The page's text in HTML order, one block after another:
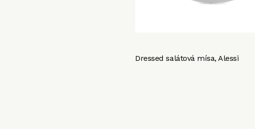
Dressed salátová mísa, Alessi